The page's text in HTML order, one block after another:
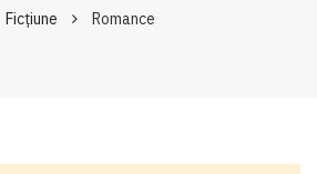
Ficțiune Romance